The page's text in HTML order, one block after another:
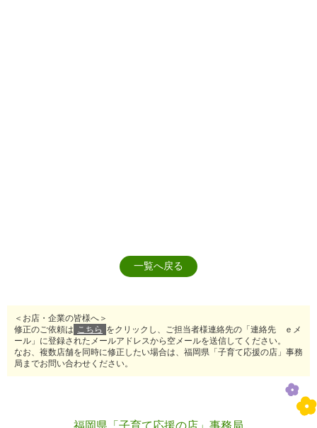
一覧へ戻る
＜お店・企業の皆様へ＞
修正のご依頼は
こちら をクリックし、ご担当者様連絡先の「連絡先 ｅメ
ール」に登録されたメールアドレスから空メールを送信してください。
なお、複数店舗を同時に修正したい場合は、福岡県「子育て応援の店」事務
局までお問い合わせください。
福岡県「子育て応援の店」事務局